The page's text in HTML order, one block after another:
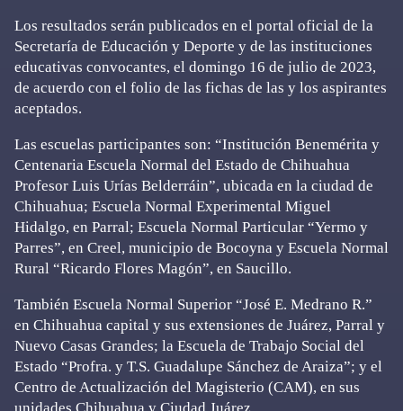
Los resultados serán publicados en el portal oficial de la
Secretaría de Educación y Deporte y de las instituciones
educativas convocantes, el domingo 16 de julio de 2023,
de acuerdo con el folio de las fichas de las y los aspirantes
aceptados.
Las escuelas participantes son: “Institución Benemérita y
Centenaria Escuela Normal del Estado de Chihuahua
Profesor Luis Urías Belderráin”, ubicada en la ciudad de
Chihuahua; Escuela Normal Experimental Miguel
Hidalgo, en Parral; Escuela Normal Particular “Yermo y
Parres”, en Creel, municipio de Bocoyna y Escuela Normal
Rural “Ricardo Flores Magón”, en Saucillo.
También Escuela Normal Superior “José E. Medrano R.”
en Chihuahua capital y sus extensiones de Juárez, Parral y
Nuevo Casas Grandes; la Escuela de Trabajo Social del
Estado “Profra. y T.S. Guadalupe Sánchez de Araiza”; y el
Centro de Actualización del Magisterio (CAM), en sus